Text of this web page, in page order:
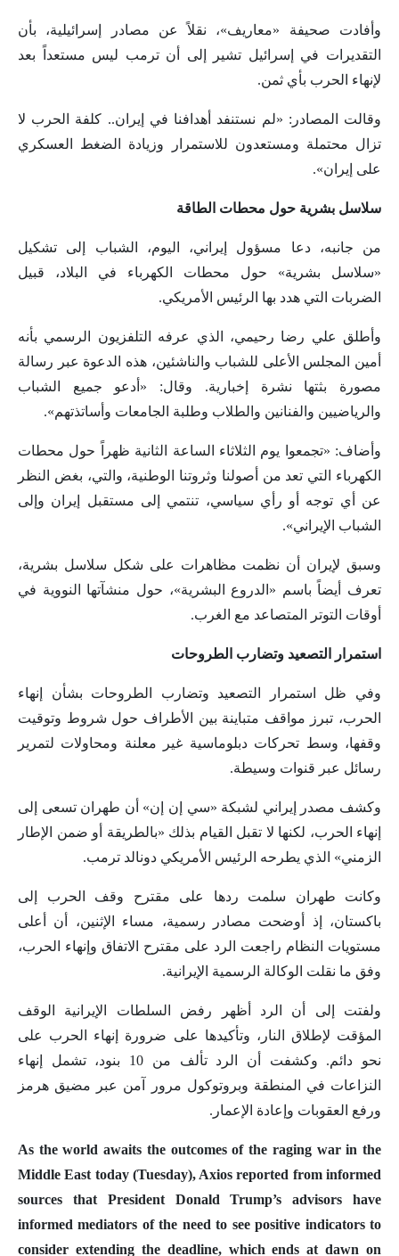
وأفادت صحيفة «معاريف»، نقلاً عن مصادر إسرائيلية، بأن
التقديرات في إسرائيل تشير إلى أن ترمب ليس مستعداً بعد
لإنهاء الحرب بأي ثمن.
وقالت المصادر: «لم نستنفد أهدافنا في إيران.. كلفة الحرب لا
تزال محتملة ومستعدون للاستمرار وزيادة الضغط العسكري
على إيران».
سلاسل بشرية حول محطات الطاقة
من جانبه، دعا مسؤول إيراني، اليوم، الشباب إلى تشكيل
«سلاسل بشرية» حول محطات الكهرباء في البلاد، قبيل
الضربات التي هدد بها الرئيس الأمريكي.
وأطلق علي رضا رحيمي، الذي عرفه التلفزيون الرسمي بأنه
أمين المجلس الأعلى للشباب والناشئين، هذه الدعوة عبر رسالة
مصورة بثتها نشرة إخبارية. وقال: «أدعو جميع الشباب
والرياضيين والفنانين والطلاب وطلبة الجامعات وأساتذتهم».
وأضاف: «تجمعوا يوم الثلاثاء الساعة الثانية ظهراً حول محطات
الكهرباء التي تعد من أصولنا وثروتنا الوطنية، والتي، بغض النظر
عن أي توجه أو رأي سياسي، تنتمي إلى مستقبل إيران وإلى
الشباب الإيراني».
وسبق لإيران أن نظمت مظاهرات على شكل سلاسل بشرية،
تعرف أيضاً باسم «الدروع البشرية»، حول منشآتها النووية في
أوقات التوتر المتصاعد مع الغرب.
استمرار التصعيد وتضارب الطروحات
وفي ظل استمرار التصعيد وتضارب الطروحات بشأن إنهاء
الحرب، تبرز مواقف متباينة بين الأطراف حول شروط وتوقيت
وقفها، وسط تحركات دبلوماسية غير معلنة ومحاولات لتمرير
رسائل عبر قنوات وسيطة.
وكشف مصدر إيراني لشبكة «سي إن إن» أن طهران تسعى إلى
إنهاء الحرب، لكنها لا تقبل القيام بذلك «بالطريقة أو ضمن الإطار
الزمني» الذي يطرحه الرئيس الأمريكي دونالد ترمب.
وكانت طهران سلمت ردها على مقترح وقف الحرب إلى
باكستان، إذ أوضحت مصادر رسمية، مساء الإثنين، أن أعلى
مستويات النظام راجعت الرد على مقترح الاتفاق وإنهاء الحرب،
وفق ما نقلت الوكالة الرسمية الإيرانية.
ولفتت إلى أن الرد أظهر رفض السلطات الإيرانية الوقف
المؤقت لإطلاق النار، وتأكيدها على ضرورة إنهاء الحرب على
نحو دائم. وكشفت أن الرد تألف من 10 بنود، تشمل إنهاء
النزاعات في المنطقة وبروتوكول مرور آمن عبر مضيق هرمز
ورفع العقوبات وإعادة الإعمار.
As the world awaits the outcomes of the raging war in the
Middle East today (Tuesday), Axios reported from informed
sources that President Donald Trump’s advisors have
informed mediators of the need to see positive indicators to
consider extending the deadline, which ends at dawn on